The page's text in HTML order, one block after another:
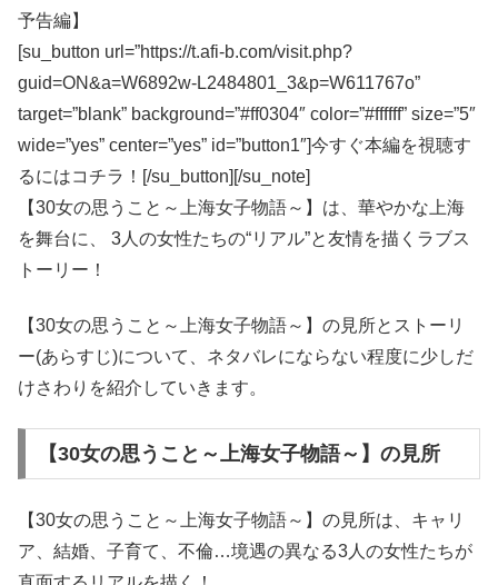
予告編】
[su_button url=”https://t.afi-b.com/visit.php?
guid=ON&a=W6892w-L2484801_3&p=W611767o”
target=”blank” background=”#ff0304″ color=”#ffffff” size=”5″
wide=”yes” center=”yes” id=”button1″]今すぐ本編を視聴す
るにはコチラ！[/su_button][/su_note]
【30女の思うこと～上海女子物語～】は、華やかな上海
を舞台に、 3人の女性たちの“リアル”と友情を描くラブス
トーリー！
【30女の思うこと～上海女子物語～】の見所とストーリ
ー(あらすじ)について、ネタバレにならない程度に少しだ
けさわりを紹介していきます。
【30女の思うこと～上海女子物語～】の見所
【30女の思うこと～上海女子物語～】の見所は、キャリ
ア、結婚、子育て、不倫…境遇の異なる3人の女性たちが